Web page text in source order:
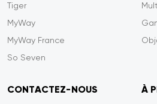
Tiger
MyWay
MyWay France
So Seven
CONTACTEZ-NOUS À